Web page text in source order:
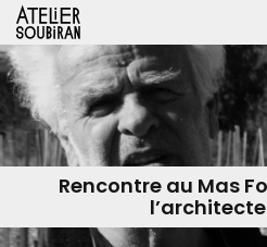
Rencontre au Mas